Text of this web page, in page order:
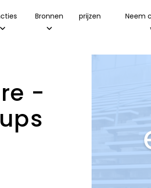
Bronnen prijzen
Neem
-